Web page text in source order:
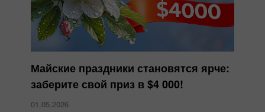
Майские праздники становятся ярче:
заберите свой приз в $4 000!
01.05.2026